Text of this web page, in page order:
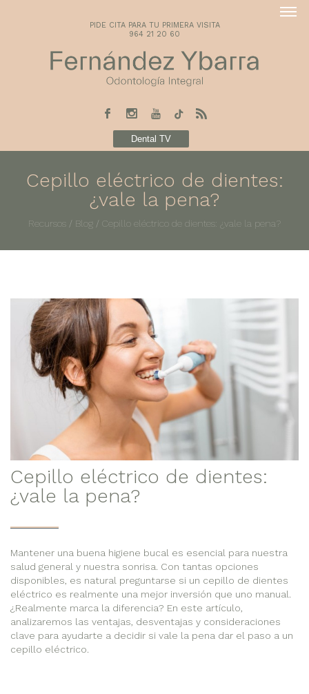
PIDE CITA PARA TU PRIMERA VISITA
964 21 20 60
Dental TV
Cepillo eléctrico de dientes:
¿vale la pena?
Recursos / Blog / Cepillo eléctrico de dientes: ¿vale la pena?
Cepillo eléctrico de dientes:
¿vale la pena?
Mantener una buena higiene bucal es esencial para nuestra
salud general y nuestra sonrisa. Con tantas opciones
disponibles, es natural preguntarse si un cepillo de dientes
eléctrico es realmente una mejor inversión que uno manual.
¿Realmente marca la diferencia? En este artículo,
analizaremos las ventajas, desventajas y consideraciones
clave para ayudarte a decidir si vale la pena dar el paso a un
cepillo eléctrico.